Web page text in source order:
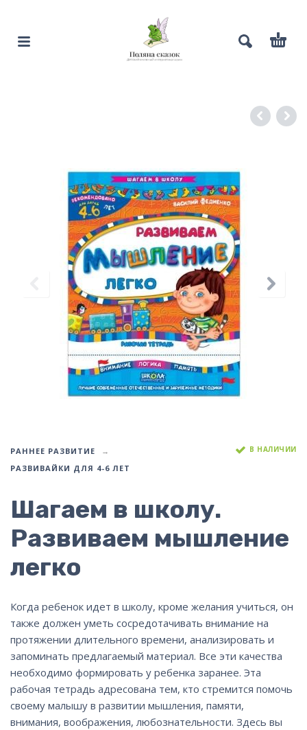
РАННЕЕ РАЗВИТИЕ
РАЗВИВАЙКИ ДЛЯ 4-6 ЛЕТ
В НАЛИЧИИ
Шагаем в школу.
Развиваем мышление
легко
Когда ребенок идет в школу, кроме желания учиться, он
также должен уметь сосредотачивать внимание на
протяжении длительного времени, анализировать и
запоминать предлагаемый материал. Все эти качества
необходимо формировать у ребенка заранее. Эта
рабочая тетрадь адресована тем, кто стремится помочь
своему малышу в развитии мышления, памяти,
внимания, воображения, любознательности. Здесь вы